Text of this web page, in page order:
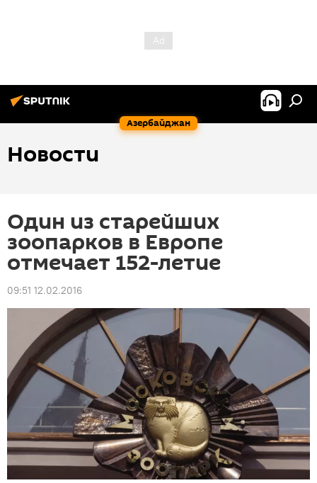
Азербайджан
Новости
Один из старейших
зоопарков в Европе
отмечает 152-летие
09:51 12.02.2016